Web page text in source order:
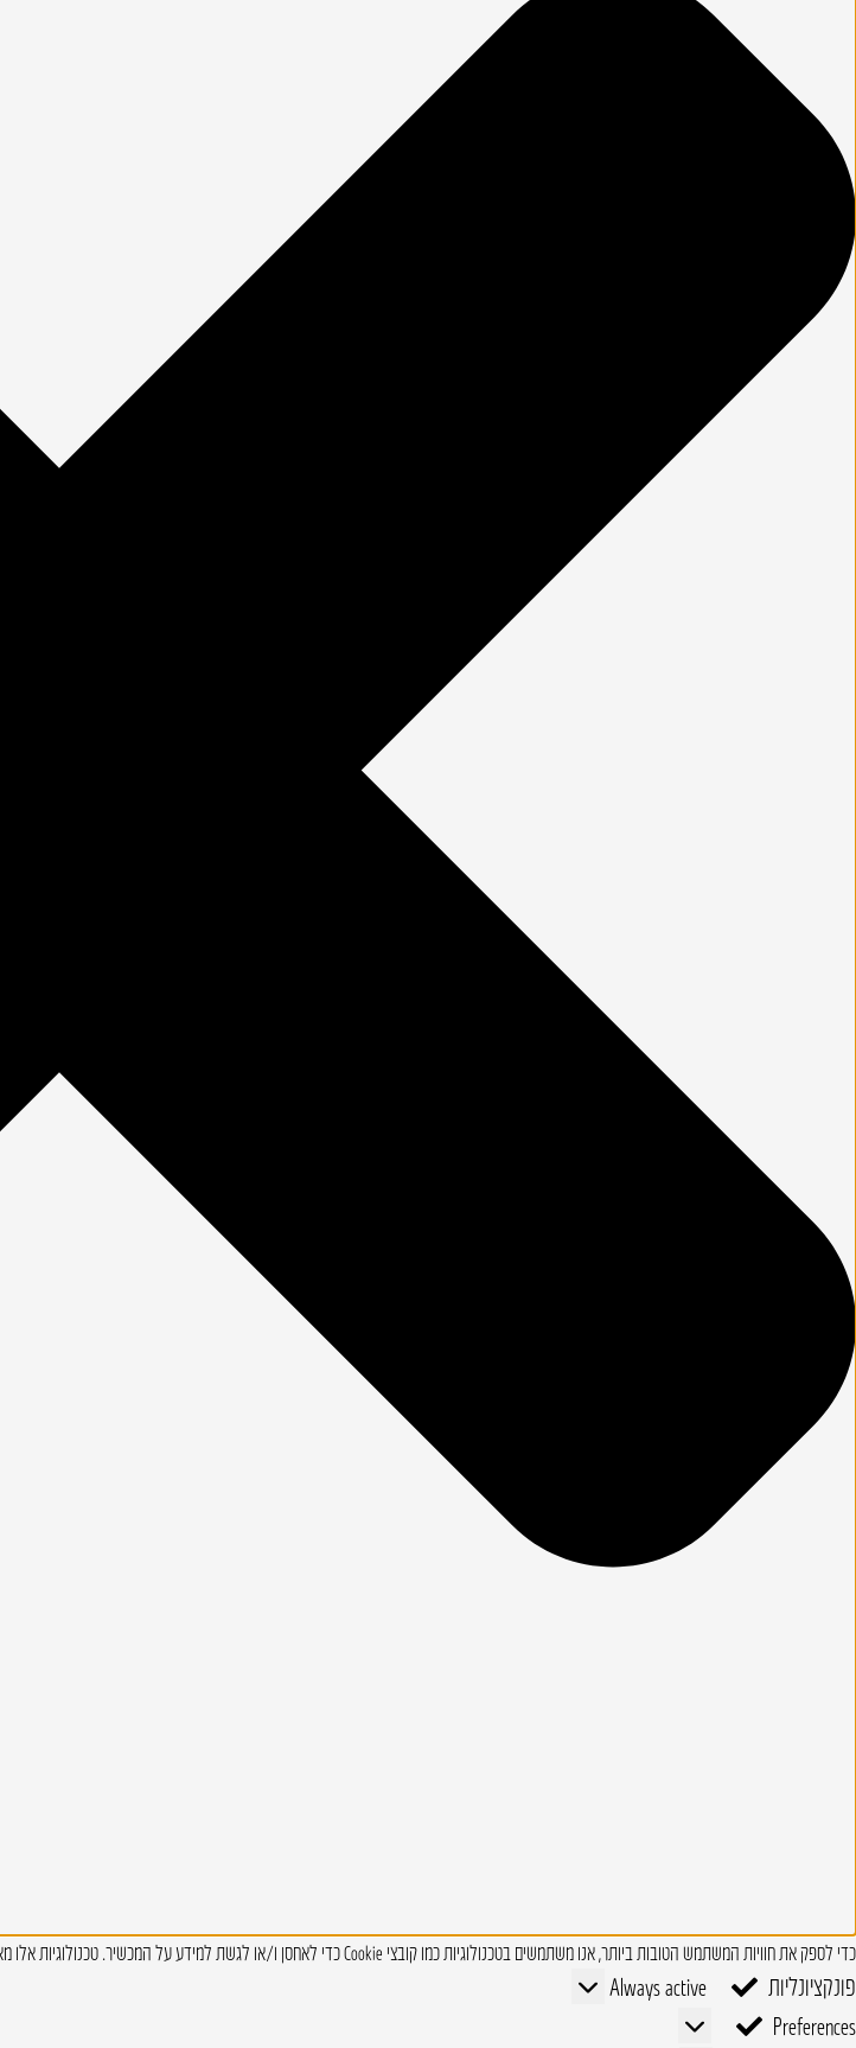
כדי לספק את חוויות המשתמש הטובות ביותר, אנו משתמשים בטכנולוגיות כמו קובצי Cookie כדי לאחסן ו/או לגשת למידע על המכשיר. טכנולוגיות אלו מאפשרות לנו לעבד נתונים כגון התנהגות גלישה או מזהים ייחודיים באתר זה.
פונקציונליות פונקציונליות
Always active
Preferences
Preferences